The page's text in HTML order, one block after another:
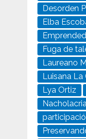
Desorden
Elba
Fuga de
Laureano
Luisana La
Lya Ortiz